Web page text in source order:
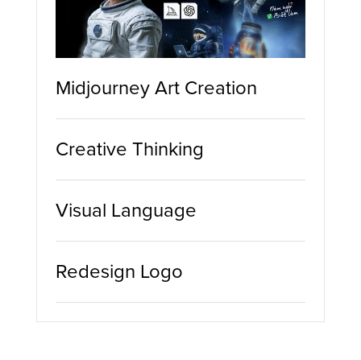
Midjourney Art Creation
Creative Thinking
Visual Language
Redesign Logo